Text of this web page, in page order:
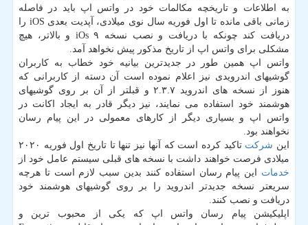
به اطلاعات و تاریخچه مكالمات خود در واتس اپ باید در فاصله
زمانی باقی مانده تا اول فوریه سال نوی میلادی، آپدیت بعدی iOS را
دریافت كند چونكه با دریافت و نصب نسخه iOs ۹ و بالاتر، هیچ
مشكلی برای واتس اپ از تاریخ مذكور پیش نخواهد آمد.
واتس اپ همین طور در جدیدترین بیانیه خود خطاب به كاربران
گوشیهای اندرویدی نیز اعلام نموده است آن دسته از كاربرانی كه
هنوز از نسخه های اندروید ۲.۳.۷ و قبلتر از آن بر روی گوشیهای
هوشمند خود استفاده می نمایند، نیز دیگر قادر به ایجاد اكانت در
واتس اپ و بسیاری دیگر از كارهای معمولی در این پیام رسان
نخواهند بود.
این شركت
تاكید كرده است كه آنها نیز تنها تا تاریخ اول فوریه ۲۰۲۰
میلادی فرصت خواهند داشت با نسخه های قبلی سیستم عامل خود از
خدمات این پیام رسان استفاده كنند بدین سبب لازم است تا هرچه
سریعتر نسخه جدیدتر اندروید را بر روی گوشیهای هوشمند خود
دریافت و نصب كنند.
اپلیكیشن پیام رسان واتس اپ كه یكی از محبوب ترین و